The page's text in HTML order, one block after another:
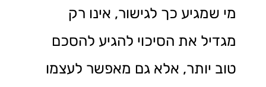
מי שמגיע כך לגישור, אינו רק
מגדיל את הסיכוי להגיע להסכם
טוב יותר, אלא גם מאפשר לעצמו